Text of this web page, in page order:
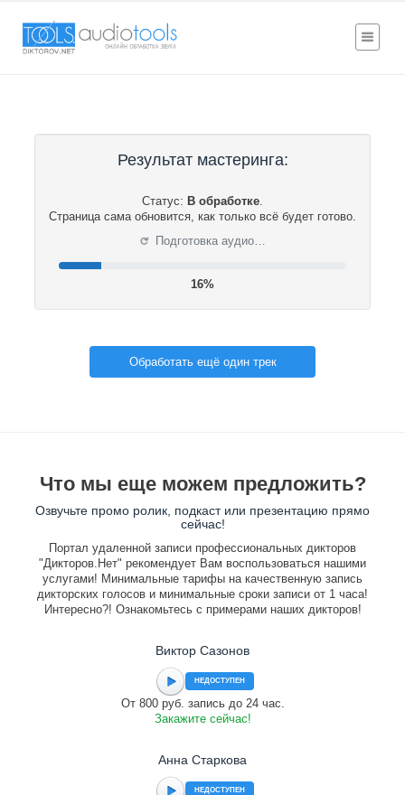
Результат мастеринга:
Статус: В обработке.
Страница сама обновится, как только всё будет готово.
⟳ Подготовка аудио…
16%
Обработать ещё один трек
Что мы еще можем предложить?
Озвучьте промо ролик, подкаст или презентацию прямо
сейчас!
Портал удаленной записи профессиональных дикторов
"Дикторов.Нет" рекомендует Вам воспользоваться нашими
услугами! Минимальные тарифы на качественную запись
дикторских голосов и минимальные сроки записи от 1 часа!
Интересно?! Ознакомьтесь с примерами наших дикторов!
Виктор Сазонов
НЕДОСТУПЕН
От 800 руб. запись до 24 час.
Закажите сейчас!
Анна Старкова
НЕДОСТУПЕН